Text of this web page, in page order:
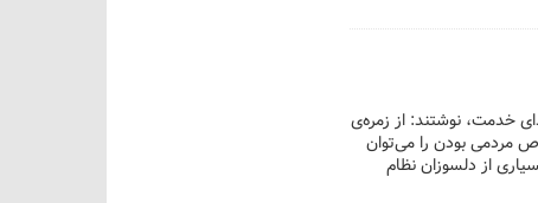
خدمت، نوشتند: از زمره‌ی
مردمی بودن را می‌توان
از دلسوزان نظام